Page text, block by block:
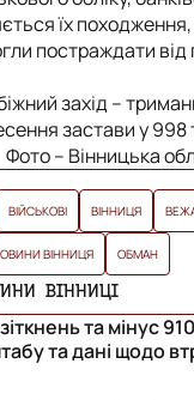
їх
постраждати
захід –
застави у 998
Фото – Вінницька
ВІЙСЬКОВІ ВІННИЦЯ
ВІННИЦЯ ОБМАН
ВІННИЦІ
та мінус
та дані щодо